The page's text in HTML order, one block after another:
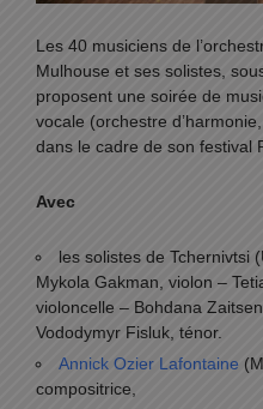
Les 40 musiciens de
Mulhouse et ses solistes,
proposent une soirée de
vocale (orchestre
dans le cadre de son festival
Avec
les solistes de Tchernivtsi
Mykola Gakman, violon –
violoncelle – Bohdana
Vododymyr Fisluk, ténor.
Annick Ozier Lafontaine
compositrice,